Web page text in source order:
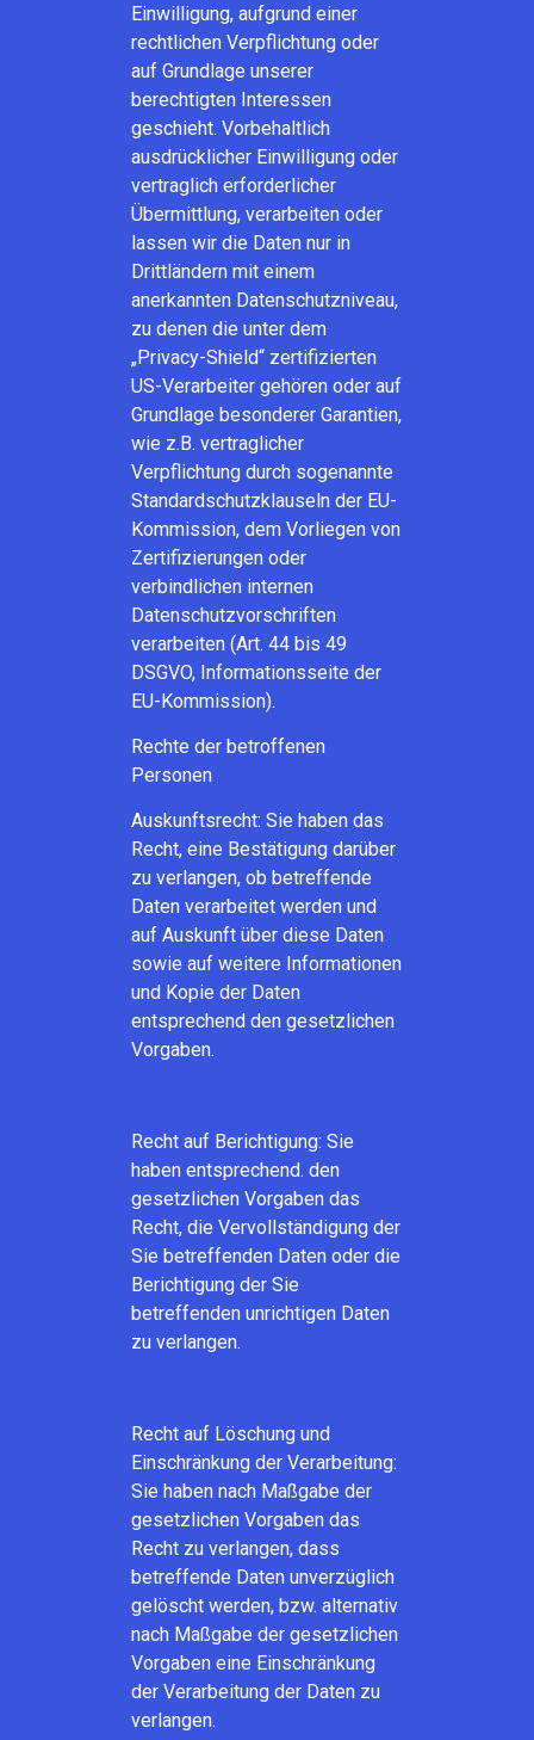
Einwilligung, aufgrund einer
rechtlichen Verpflichtung oder
auf Grundlage unserer
berechtigten Interessen
geschieht. Vorbehaltlich
ausdrücklicher Einwilligung oder
vertraglich erforderlicher
Übermittlung, verarbeiten oder
lassen wir die Daten nur in
Drittländern mit einem
anerkannten Datenschutzniveau,
zu denen die unter dem
„Privacy-Shield“ zertifizierten
US-Verarbeiter gehören oder auf
Grundlage besonderer Garantien,
wie z.B. vertraglicher
Verpflichtung durch sogenannte
Standardschutzklauseln der EU-
Kommission, dem Vorliegen von
Zertifizierungen oder
verbindlichen internen
Datenschutzvorschriften
verarbeiten (Art. 44 bis 49
DSGVO, Informationsseite der
EU-Kommission).
Rechte der betroffenen
Personen
Auskunftsrecht: Sie haben das
Recht, eine Bestätigung darüber
zu verlangen, ob betreffende
Daten verarbeitet werden und
auf Auskunft über diese Daten
sowie auf weitere Informationen
und Kopie der Daten
entsprechend den gesetzlichen
Vorgaben.
Recht auf Berichtigung: Sie
haben entsprechend. den
gesetzlichen Vorgaben das
Recht, die Vervollständigung der
Sie betreffenden Daten oder die
Berichtigung der Sie
betreffenden unrichtigen Daten
zu verlangen.
Recht auf Löschung und
Einschränkung der Verarbeitung:
Sie haben nach Maßgabe der
gesetzlichen Vorgaben das
Recht zu verlangen, dass
betreffende Daten unverzüglich
gelöscht werden, bzw. alternativ
nach Maßgabe der gesetzlichen
Vorgaben eine Einschränkung
der Verarbeitung der Daten zu
verlangen.